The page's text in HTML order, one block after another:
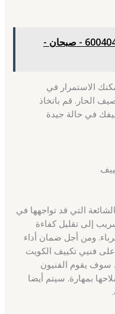
فني تكييف الكويت 60040484 - صبحان -
الاستمرار في
الحار. قم باتخاذ
في حالة جيدة
التي قد تواجهها في
إلى تقليل كفاءة
ومن أجل ضمان أداء
على فنيي تكييف الكويت
سوف يقوم الفنيون
بمهارة. سيتم أيضا